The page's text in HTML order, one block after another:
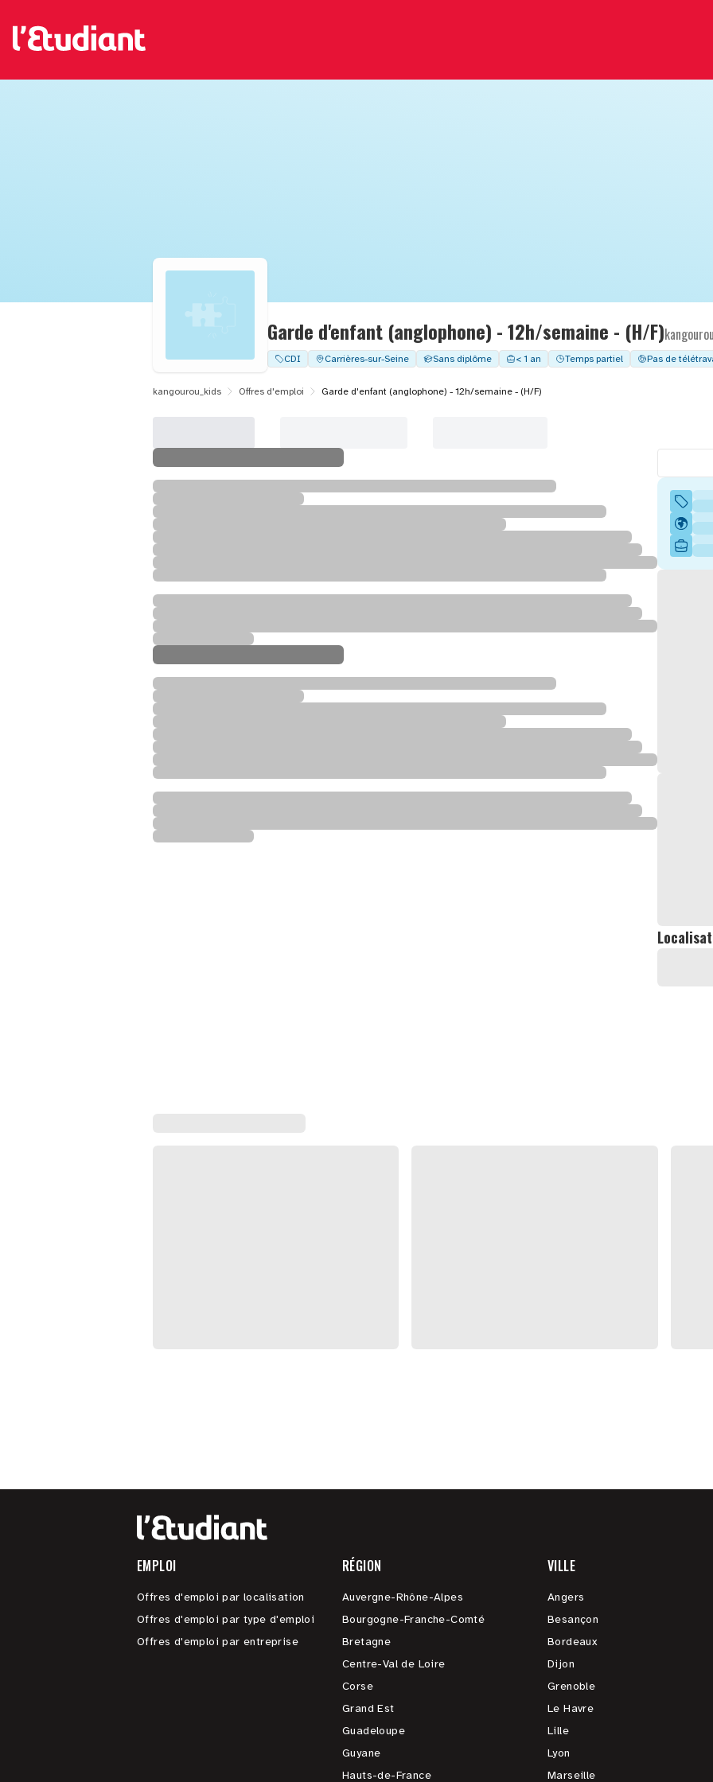
Garde d'enfant (anglophone) - 12h/semaine - (H/F)
CDI Carrières-sur-Seine Sans diplôme < 1 an Temps partiel Pas de
kangourou_kids Offres d'emploi Garde d'enfant (anglophone) - 12h/semaine - (H/F)
EMPLOI
Offres d'emploi par localisation
Offres d'emploi par type d'emploi
Offres d'emploi par entreprise
RÉGION
Auvergne-Rhône-Alpes
Bourgogne-Franche-Comté
Bretagne
Centre-Val de Loire
Corse
Grand Est
Guadeloupe
Guyane
Hauts-de-France
VILLE
Angers
Besançon
Bordeaux
Dijon
Grenoble
Le Havre
Lille
Lyon
Marseille